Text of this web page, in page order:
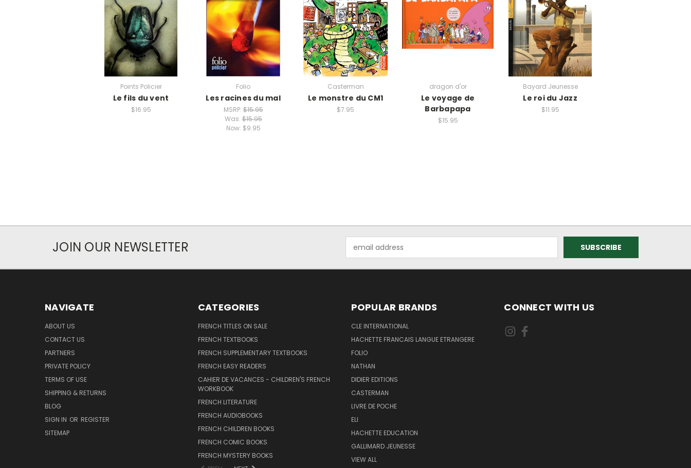
Points Policier
Le fils du vent
$16.95
Folio
Les racines du mal
MSRP:$15.95
Was:$15.95
Now: $9.95
Casterman
Le monstre du CM1
$7.95
dragon d'or
Le voyage de
Barbapapa
$15.95
Bayard Jeunesse
Le roi du Jazz
$11.95
JOIN OUR NEWSLETTER
Address
NAVIGATE
ABOUT US
CONTACT US
PARTNERS
PRIVATE POLICY
TERMS OF USE
SHIPPING & RETURNS
BLOG
SIGN IN OR REGISTER
SITEMAP
CATEGORIES
FRENCH TITLES ON SALE
FRENCH TEXTBOOKS
FRENCH SUPPLEMENTARY TEXTBOOKS
FRENCH EASY READERS
CAHIER DE VACANCES - CHILDREN'S FRENCH
WORKBOOK
FRENCH LITERATURE
FRENCH AUDIOBOOKS
FRENCH CHILDREN BOOKS
FRENCH COMIC BOOKS
FRENCH MYSTERY BOOKS
POPULAR BRANDS
CLE INTERNATIONAL
HACHETTE FRANCAIS LANGUE ETRANGERE
FOLIO
NATHAN
DIDIER EDITIONS
CASTERMAN
LIVRE DE POCHE
ELI
HACHETTE EDUCATION
GALLIMARD JEUNESSE
VIEW ALL
CONNECT WITH US